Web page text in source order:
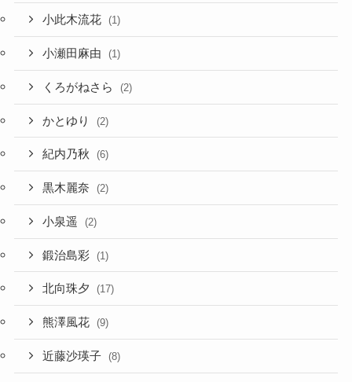
小此木流花 (1)
小瀬田麻由 (1)
くろがねさら (2)
かとゆり (2)
紀内乃秋 (6)
黒木麗奈 (2)
小泉遥 (2)
鍛治島彩 (1)
北向珠夕 (17)
熊澤風花 (9)
近藤沙瑛子 (8)